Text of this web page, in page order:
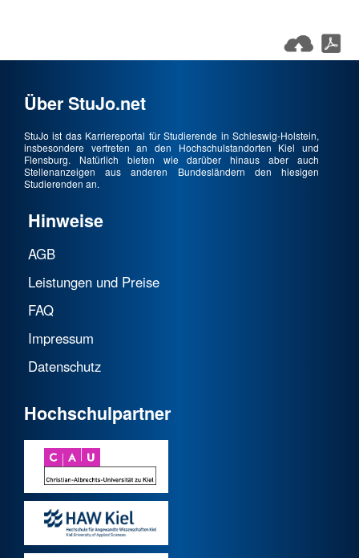
Über StuJo.net
StuJo ist das Karriereportal für Studierende in Schleswig-Holstein,
insbesondere vertreten an den Hochschulstandorten Kiel und
Flensburg. Natürlich bieten wie darüber hinaus aber auch
Stellenanzeigen aus anderen Bundesländern den hiesigen
Studierenden an.
Hinweise
AGB
Leistungen und Preise
FAQ
Impressum
Datenschutz
Hochschulpartner